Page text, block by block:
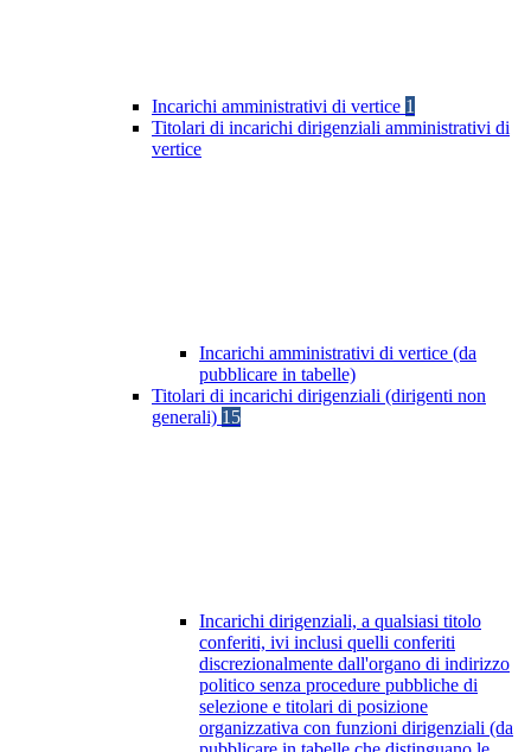
Incarichi amministrativi di vertice 1
Titolari di incarichi dirigenziali amministrativi di
vertice
Incarichi amministrativi di vertice (da
pubblicare in tabelle)
Titolari di incarichi dirigenziali (dirigenti non
generali) 15
Incarichi dirigenziali, a qualsiasi titolo
conferiti, ivi inclusi quelli conferiti
discrezionalmente dall'organo di indirizzo
politico senza procedure pubbliche di
selezione e titolari di posizione
organizzativa con funzioni dirigenziali (da